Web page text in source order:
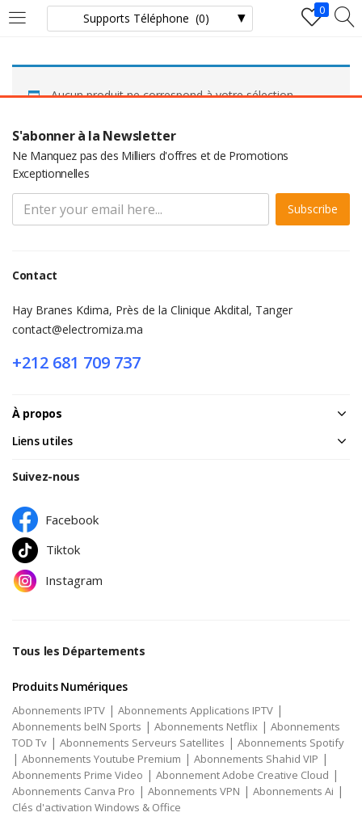
0
LOGIN
Enter your username and password to login.
Remember me
Lost password?
Aucun produit ne correspond à votre sélection.
S'abonner à la Newsletter
Ne Manquez pas des Milliers d'offres et de Promotions
Exceptionnelles
Subscribe
Contact
Hay Branes Kdima, Près de la Clinique Akdital, Tanger
contact@electromiza.ma
+212 681 709 737
À propos
Liens utiles
Suivez-nous
Facebook
Tiktok
Instagram
Tous les Départements
Produits Numériques
Abonnements IPTV | Abonnements Applications IPTV |
Abonnements beIN Sports | Abonnements Netflix | Abonnements
TOD Tv | Abonnements Serveurs Satellites | Abonnements Spotify
| Abonnements Youtube Premium | Abonnements Shahid VIP |
Abonnements Prime Video | Abonnement Adobe Creative Cloud |
Abonnements Canva Pro | Abonnements VPN | Abonnements Ai |
Clés d'activation Windows & Office